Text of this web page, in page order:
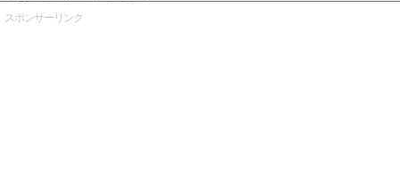
スポンサーリンク